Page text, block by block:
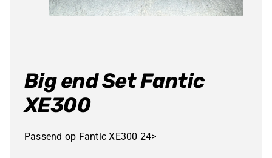
Big end Set Fantic
XE300
Passend op Fantic XE300 24>